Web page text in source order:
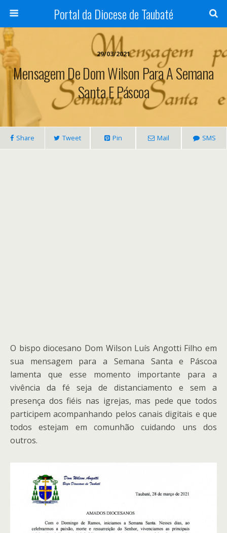
Portal da Diocese de Taubaté
29/03/2021
Mensagem De Dom Wilson Para A Semana
Santa E Páscoa
Share Tweet Pin Mail SMS
O bispo diocesano Dom Wilson Luís Angotti Filho em
sua mensagem para a Semana Santa e Páscoa
lamenta que esse momento importante para a
vivência da fé seja de distanciamento e sem a
presença dos fiéis nas igrejas, mas pede que todos
participem acompanhando pelos canais digitais e que
todos estejam em comunhão cuidando uns dos
outros.